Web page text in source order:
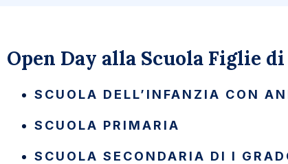
Open Day alla Scuola Figlie
SCUOLA DELL’INFANZIA CON
SCUOLA PRIMARIA
SCUOLA SECONDARIA DI I